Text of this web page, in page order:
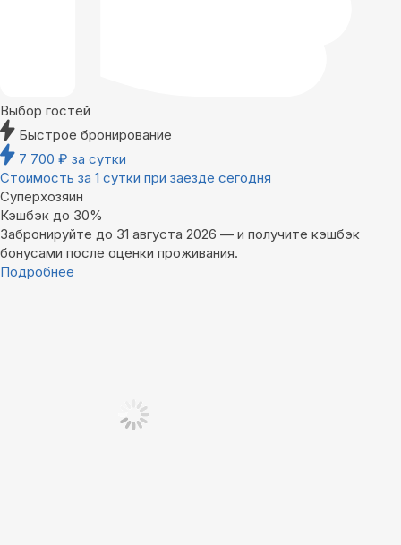
Выбор гостей
Быстрое бронирование
7 700 ₽ за сутки
Стоимость за 1 сутки при заезде сегодня
Суперхозяин
Кэшбэк до 30%
Забронируйте до 31 августа 2026 — и получите кэшбэк
бонусами после оценки проживания.
Подробнее